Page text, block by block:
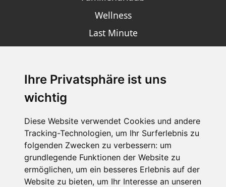
Ihre Privatsphäre ist uns
wichtig
Diese Website verwendet Cookies und andere
Tracking-Technologien, um Ihr Surferlebnis zu
folgenden Zwecken zu verbessern: um
grundlegende Funktionen der Website zu
ermöglichen, um ein besseres Erlebnis auf der
Website zu bieten, um Ihr Interesse an unseren
Wellness
Last Minute
SCHNEEHÖHEN SKI APP
Die Schneehoehen Ski APP für iOS und Android - Ein
Muss für alle Wintersportler und Schneefreaks!